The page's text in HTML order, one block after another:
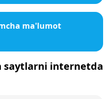
ma'lumot
saytlarni internetda